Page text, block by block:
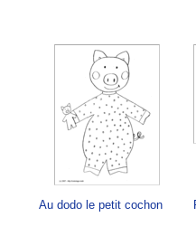
Au dodo le petit cochon